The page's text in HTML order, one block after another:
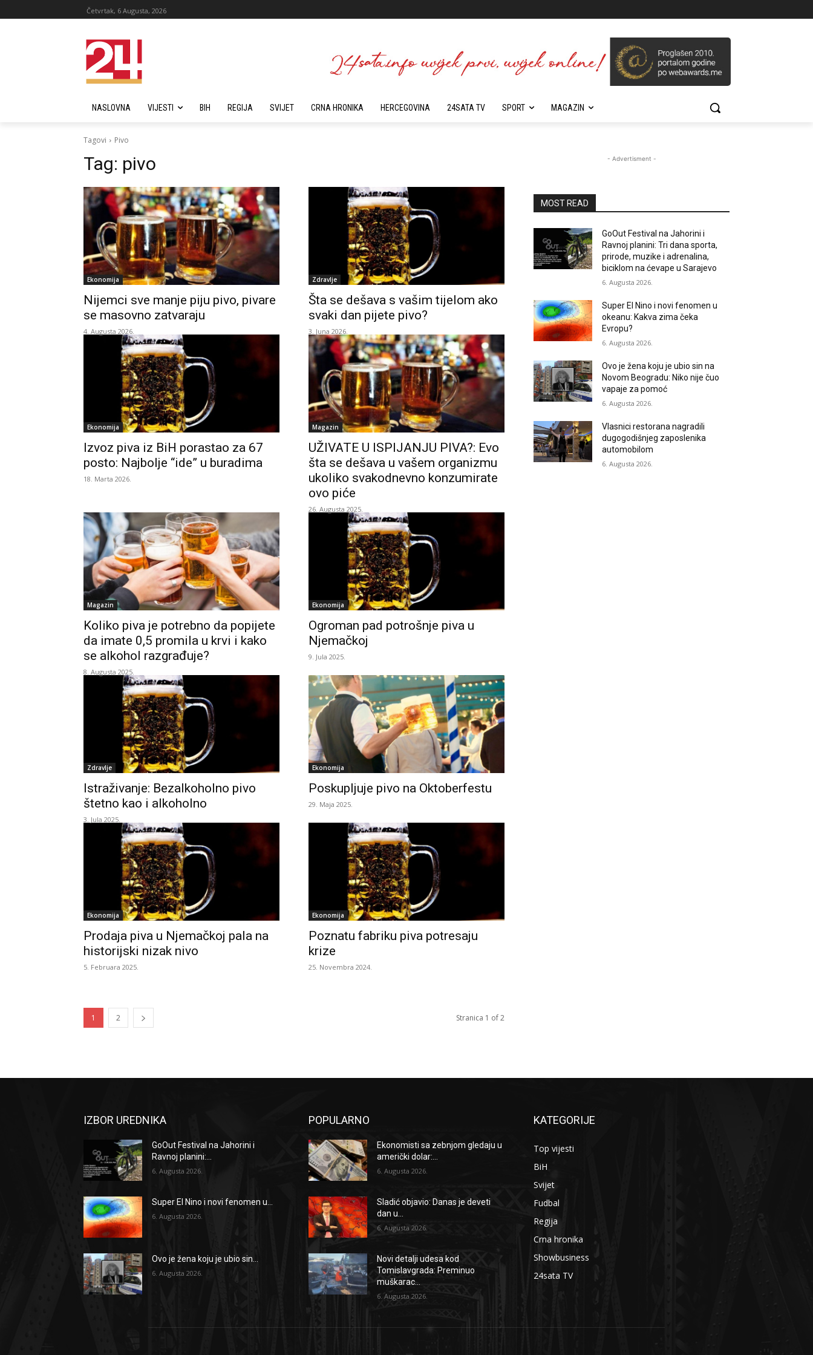
Četvrtak, 6 Augusta, 2026
NASLOVNA VIJESTI BIH REGIJA SVIJET CRNA HRONIKA HERCEGOVINA 24SATA TV SPORT MAGAZIN
Tagovi Pivo
Tag: pivo
Ekonomija
Nijemci sve manje piju pivo, pivare
se masovno zatvaraju
4. Augusta 2026.
Zdravlje
Šta se dešava s vašim tijelom ako
svaki dan pijete pivo?
3. Juna 2026.
Ekonomija
Izvoz piva iz BiH porastao za 67
posto: Najbolje “ide” u buradima
18. Marta 2026.
Magazin
UŽIVATE U ISPIJANJU PIVA?: Evo
šta se dešava u vašem organizmu
ukoliko svakodnevno konzumirate
ovo piće
26. Augusta 2025.
Magazin
Koliko piva je potrebno da popijete
da imate 0,5 promila u krvi i kako
se alkohol razgrađuje?
8. Augusta 2025.
Ekonomija
Ogroman pad potrošnje piva u
Njemačkoj
9. Jula 2025.
Zdravlje
Istraživanje: Bezalkoholno pivo
štetno kao i alkoholno
3. Jula 2025.
Ekonomija
Poskupljuje pivo na Oktoberfestu
29. Maja 2025.
Ekonomija
Prodaja piva u Njemačkoj pala na
historijski nizak nivo
5. Februara 2025.
Ekonomija
Poznatu fabriku piva potresaju
krize
25. Novembra 2024.
1 2 Stranica 1 of 2
- Advertisment -
MOST READ
GoOut Festival na Jahorini i
Ravnoj planini: Tri dana sporta,
prirode, muzike i adrenalina,
biciklom na ćevape u Sarajevo
6. Augusta 2026.
Super El Nino i novi fenomen u
okeanu: Kakva zima čeka
Evropu?
6. Augusta 2026.
Ovo je žena koju je ubio sin na
Novom Beogradu: Niko nije čuo
vapaje za pomoć
6. Augusta 2026.
Vlasnici restorana nagradili
dugogodišnjeg zaposlenika
automobilom
6. Augusta 2026.
IZBOR UREDNIKA
GoOut Festival na Jahorini i
Ravnoj planini:...
6. Augusta 2026.
Super El Nino i novi fenomen u...
6. Augusta 2026.
Ovo je žena koju je ubio sin...
6. Augusta 2026.
POPULARNO
Ekonomisti sa zebnjom gledaju u
američki dolar:...
6. Augusta 2026.
Sladić objavio: Danas je deveti
dan u...
6. Augusta 2026.
Novi detalji udesa kod
Tomislavgrada: Preminuo
muškarac...
6. Augusta 2026.
KATEGORIJE
Top vijesti
BiH
Svijet
Fudbal
Regija
Crna hronika
Showbusiness
24sata TV